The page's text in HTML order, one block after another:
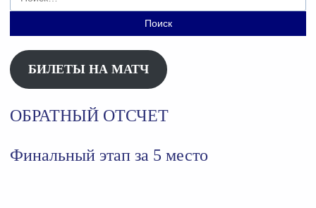
БИЛЕТЫ НА МАТЧ
ОБРАТНЫЙ ОТСЧЕТ
Финальный этап за 5 место